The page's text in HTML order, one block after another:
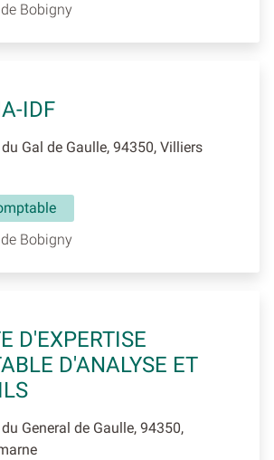
Bobigny
IDF
Gal de Gaulle, 94350, Villiers
Bobigny
D'EXPERTISE
D'ANALYSE ET
General de Gaulle, 94350,